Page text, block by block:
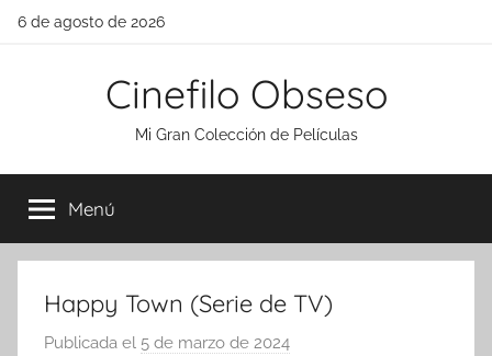
Saltar
6 de agosto de 2026
Cinefilo Obseso
Mi Gran Colección de Películas
Menú
Happy Town (Serie de TV)
Publicada el 5 de marzo de 2024